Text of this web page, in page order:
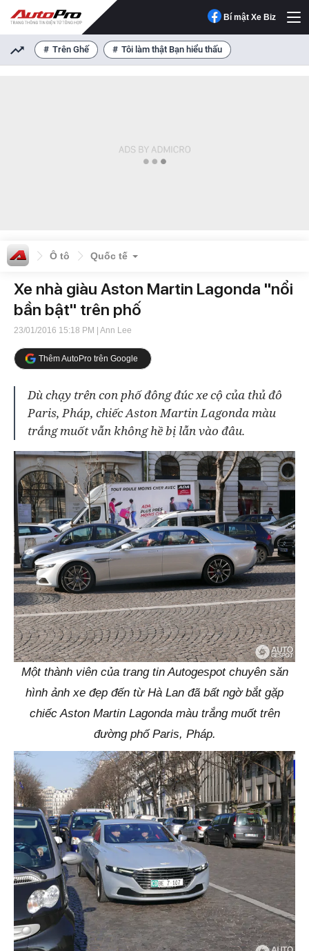
Bí mật Xe Biz
Trên Ghế Tôi làm thật Bạn hiểu thấu
Ô tô Quốc tế
Xe nhà giàu Aston Martin Lagonda "nổi
bần bật" trên phố
23/01/2016 15:18 PM | Ann Lee
Thêm AutoPro trên Google
Dù chạy trên con phố đông đúc xe cộ của thủ đô
Paris, Pháp, chiếc Aston Martin Lagonda màu
trắng muốt vẫn không hề bị lẫn vào đâu.
Một thành viên của trang tin Autogespot chuyên săn
hình ảnh xe đẹp đến từ Hà Lan đã bất ngờ bắt gặp
chiếc Aston Martin Lagonda màu trắng muốt trên
đường phố Paris, Pháp.